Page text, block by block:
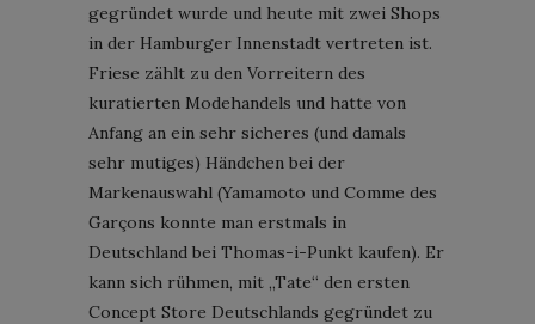
gegründet wurde und heute mit zwei Shops
in der Hamburger Innenstadt vertreten ist.
Friese zählt zu den Vorreitern des
kuratierten Modehandels und hatte von
Anfang an ein sehr sicheres (und damals
sehr mutiges) Händchen bei der
Markenauswahl (Yamamoto und Comme des
Garçons konnte man erstmals in
Deutschland bei Thomas-i-Punkt kaufen). Er
kann sich rühmen, mit „Tate“ den ersten
Concept Store Deutschlands gegründet zu